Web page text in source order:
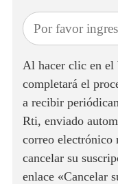
Al hacer clic en el
completará el
a recibir
Rti, enviado
correo electrónico
cancelar su
enlace «Cancelar